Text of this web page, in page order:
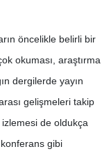
öncelikle belirli bir
okuması, araştırma
dergilerde yayın
gelişmeleri takip
de oldukça
gibi